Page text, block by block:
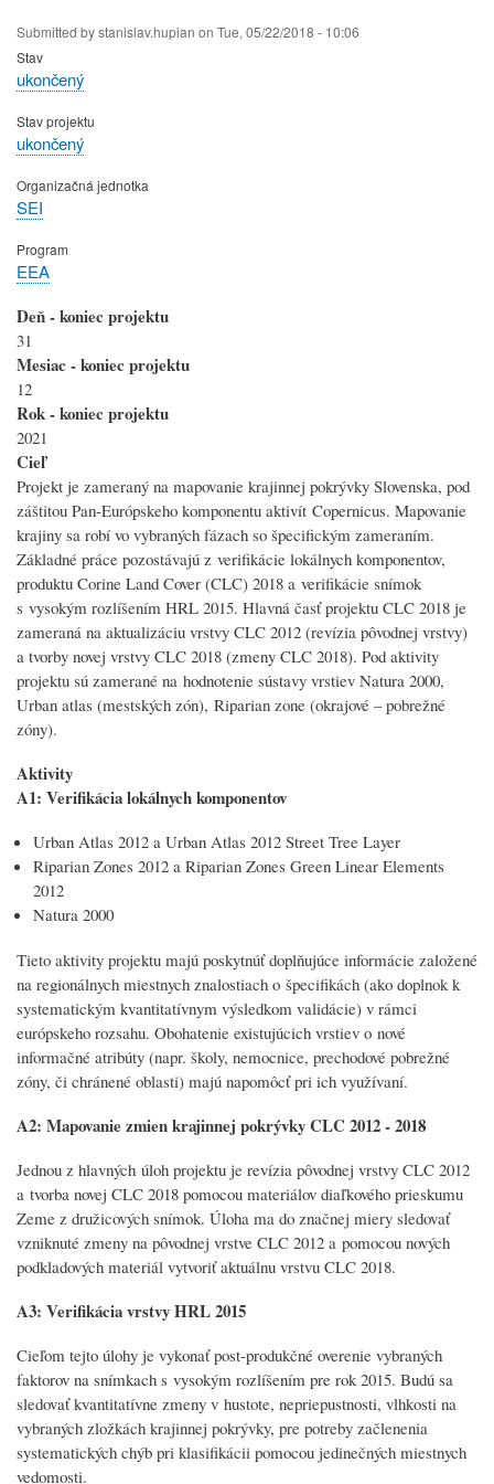
to
Submitted bystanislav.hupian on Tue, 05/22/2018 - 10:06
Stav
ukončený
Stav projektu
ukončený
Organizačná jednotka
SEI
Program
EEA
Deň - koniec projektu
31
Mesiac - koniec projektu
12
Rok - koniec projektu
2021
Cieľ
Projekt je zameraný na mapovanie krajinnej pokrývky Slovenska, pod
záštitou Pan-Európskeho komponentu aktivít Copernicus. Mapovanie
krajiny sa robí vo vybraných fázach so špecifickým zameraním.
Základné práce pozostávajú z verifikácie lokálnych komponentov,
produktu Corine Land Cover (CLC) 2018 a verifikácie snímok
s vysokým rozlíšením HRL 2015. Hlavná časť projektu CLC 2018 je
zameraná na aktualizáciu vrstvy CLC 2012 (revízia pôvodnej vrstvy)
a tvorby novej vrstvy CLC 2018 (zmeny CLC 2018). Pod aktivity
projektu sú zamerané na hodnotenie sústavy vrstiev Natura 2000,
Urban atlas (mestských zón), Riparian zone (okrajové – pobrežné
zóny).
Aktivity
A1: Verifikácia lokálnych komponentov
Urban Atlas 2012 a Urban Atlas 2012 Street Tree Layer
Riparian Zones 2012 a Riparian Zones Green Linear Elements
2012
Natura 2000
Tieto aktivity projektu majú poskytnúť doplňujúce informácie založené
na regionálnych miestnych znalostiach o špecifikách (ako doplnok k
systematickým kvantitatívnym výsledkom validácie) v rámci
európskeho rozsahu. Obohatenie existujúcich vrstiev o nové
informačné atribúty (napr. školy, nemocnice, prechodové pobrežné
zóny, či chránené oblasti) majú napomôcť pri ich využívaní.
A2: Mapovanie zmien krajinnej pokrývky CLC 2012 - 2018
Jednou z hlavných úloh projektu je revízia pôvodnej vrstvy CLC 2012
a tvorba novej CLC 2018 pomocou materiálov diaľkového prieskumu
Zeme z družicových snímok. Úloha ma do značnej miery sledovať
vzniknuté zmeny na pôvodnej vrstve CLC 2012 a pomocou nových
podkladových materiál vytvoriť aktuálnu vrstvu CLC 2018.
A3: Verifikácia vrstvy HRL 2015
Cieľom tejto úlohy je vykonať post-produkčné overenie vybraných
faktorov na snímkach s vysokým rozlíšením pre rok 2015. Budú sa
sledovať kvantitatívne zmeny v hustote, nepriepustnosti, vlhkosti na
vybraných zložkách krajinnej pokrývky, pre potreby začlenenia
systematických chýb pri klasifikácii pomocou jedinečných miestnych
vedomosti.